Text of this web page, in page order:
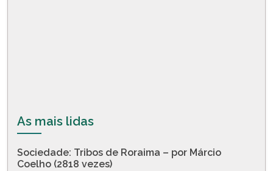
As mais lidas
Sociedade: Tribos de Roraima – por Márcio
Coelho (2818 vezes)